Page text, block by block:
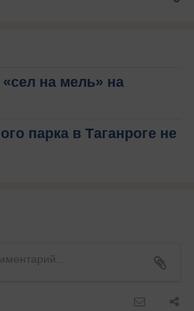
на мель» на
парка в Таганроге не